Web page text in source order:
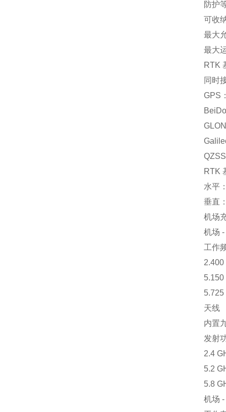
防护
可收
最大
最大
RTK
同时
GPS
RTK
水平
垂直
机场
机场
工作
2.400
5.150
5.725
天线
内置
发射
2.4
5.2
5.8
机场